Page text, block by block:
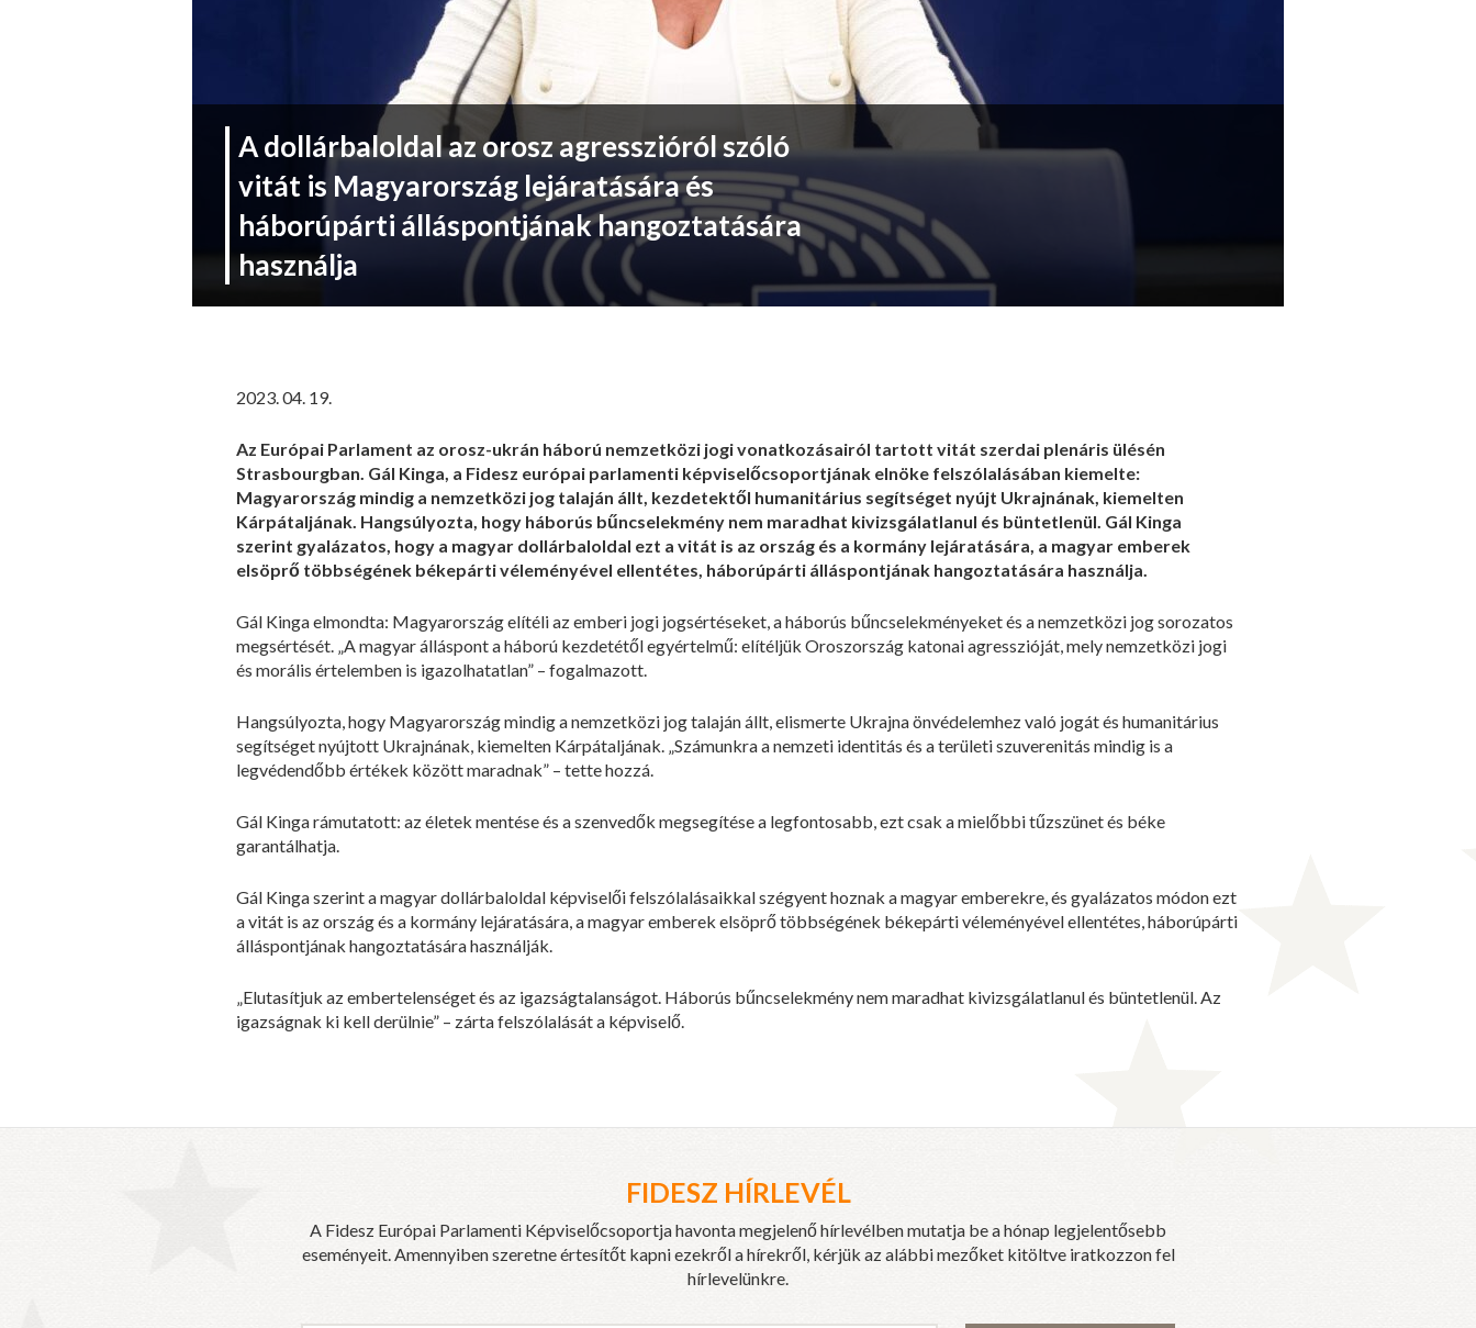
A dollárbaloldal az orosz agresszióról szóló
vitát is Magyarország lejáratására és
háborúpárti álláspontjának hangoztatására
használja
2023. 04. 19.
Az Európai Parlament az orosz-ukrán háború nemzetközi jogi vonatkozásairól tartott vitát szerdai plenáris ülésén
Strasbourgban. Gál Kinga, a Fidesz európai parlamenti képviselőcsoportjának elnöke felszólalásában kiemelte:
Magyarország mindig a nemzetközi jog talaján állt, kezdetektől humanitárius segítséget nyújt Ukrajnának, kiemelten
Kárpátaljának. Hangsúlyozta, hogy háborús bűncselekmény nem maradhat kivizsgálatlanul és büntetlenül. Gál Kinga
szerint gyalázatos, hogy a magyar dollárbaloldal ezt a vitát is az ország és a kormány lejáratására, a magyar emberek
elsöprő többségének békepárti véleményével ellentétes, háborúpárti álláspontjának hangoztatására használja.
Gál Kinga elmondta: Magyarország elítéli az emberi jogi jogsértéseket, a háborús bűncselekményeket és a nemzetközi jog sorozatos
megsértését. „A magyar álláspont a háború kezdetétől egyértelmű: elítéljük Oroszország katonai agresszióját, mely nemzetközi jogi
és morális értelemben is igazolhatatlan” – fogalmazott.
Hangsúlyozta, hogy Magyarország mindig a nemzetközi jog talaján állt, elismerte Ukrajna önvédelemhez való jogát és humanitárius
segítséget nyújtott Ukrajnának, kiemelten Kárpátaljának. „Számunkra a nemzeti identitás és a területi szuverenitás mindig is a
legvédendőbb értékek között maradnak” – tette hozzá.
Gál Kinga rámutatott: az életek mentése és a szenvedők megsegítése a legfontosabb, ezt csak a mielőbbi tűzszünet és béke
garantálhatja.
Gál Kinga szerint a magyar dollárbaloldal képviselői felszólalásaikkal szégyent hoznak a magyar emberekre, és gyalázatos módon ezt
a vitát is az ország és a kormány lejáratására, a magyar emberek elsöprő többségének békepárti véleményével ellentétes, háborúpárti
álláspontjának hangoztatására használják.
„Elutasítjuk az embertelenséget és az igazságtalanságot. Háborús bűncselekmény nem maradhat kivizsgálatlanul és büntetlenül. Az
igazságnak ki kell derülnie” – zárta felszólalását a képviselő.
FIDESZ HÍRLEVÉL
A Fidesz Európai Parlamenti Képviselőcsoportja havonta megjelenő hírlevélben mutatja be a hónap legjelentősebb
eseményeit. Amennyiben szeretne értesítőt kapni ezekről a hírekről, kérjük az alábbi mezőket kitöltve iratkozzon fel
hírlevelünkre.